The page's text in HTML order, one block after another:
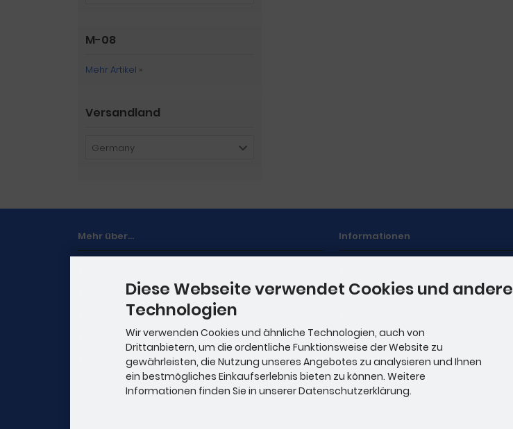
M-08
Mehr Artikel »
Versandland
Germany
Mehr über...
Lieferzeit
Bilddarstellung
Cookie Einstellungen
Informationen
Unsere AGB
Hinweise zur Batterieentsorgung
Stellenangebote
Diese Webseite verwendet Cookies und andere
Technologien
Wir verwenden Cookies und ähnliche Technologien, auch von
Drittanbietern, um die ordentliche Funktionsweise der Website zu
gewährleisten, die Nutzung unseres Angebotes zu analysieren und Ihnen
ein bestmögliches Einkaufserlebnis bieten zu können. Weitere
Informationen finden Sie in unserer Datenschutzerklärung.